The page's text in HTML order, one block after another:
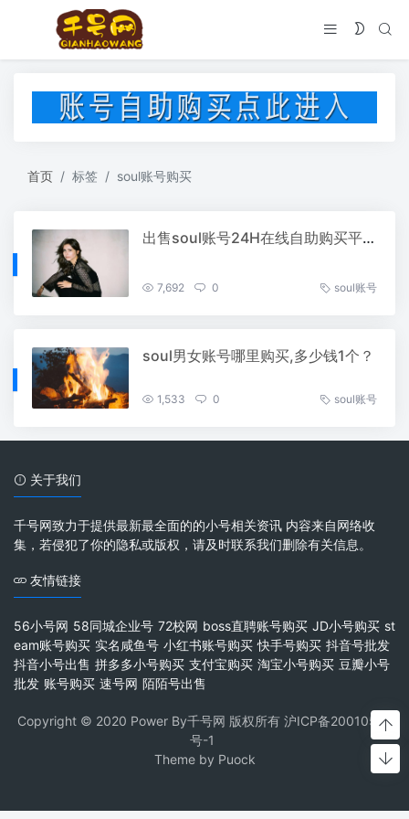
首页 标签 soul账号购买
出售soul账号24H在线自助购买平台
7,692 0 soul账号
soul男女账号哪里购买,多少钱1个？
1,533 0 soul账号
关于我们
千号网致力于提供最新最全面的的小号相关资讯 内容来自网络收
集，若侵犯了你的隐私或版权，请及时联系我们删除有关信息。
友情链接
56小号网 58同城企业号 72校网 boss直聘账号购买 JD小号购买 st
eam账号购买 实名咸鱼号 小红书账号购买 快手号购买 抖音号批发
抖音小号出售 拼多多小号购买 支付宝购买 淘宝小号购买 豆瓣小号
批发 账号购买 速号网 陌陌号出售
Copyright © 2020 Power By千号网 版权所有 沪ICP备20010537
号-1
Theme by Puock